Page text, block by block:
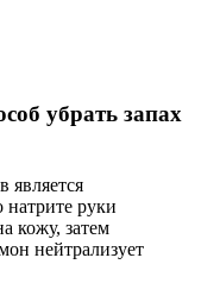
убрать запах
является
натрите руки
кожу, затем
нейтрализует